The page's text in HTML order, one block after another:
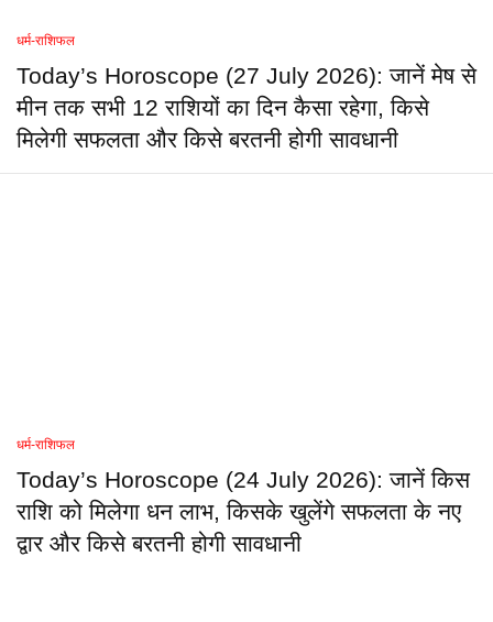
धर्म-राशिफल
Today’s Horoscope (27 July 2026): जानें मेष से
मीन तक सभी 12 राशियों का दिन कैसा रहेगा, किसे
मिलेगी सफलता और किसे बरतनी होगी सावधानी
धर्म-राशिफल
Today’s Horoscope (24 July 2026): जानें किस
राशि को मिलेगा धन लाभ, किसके खुलेंगे सफलता के नए
द्वार और किसे बरतनी होगी सावधानी